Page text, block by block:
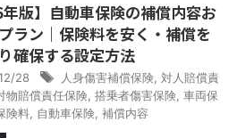
年版】自動車保険の補償内容お
ラン｜保険料を安く・補償を
確保する設定方法
28 人身傷害補償保険 対人賠償責
物賠償責任保険 搭乗者傷害保険 車両保
険料 自動車保険 補償内容